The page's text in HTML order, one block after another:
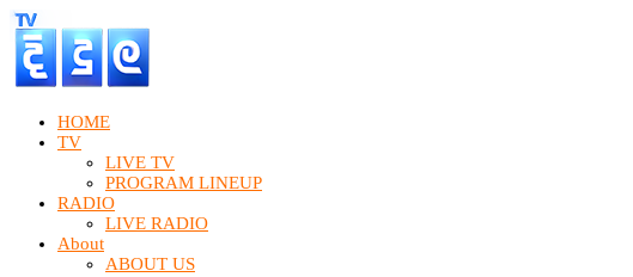
HOME
TV
LIVE TV
PROGRAM LINEUP
RADIO
LIVE RADIO
About
ABOUT US